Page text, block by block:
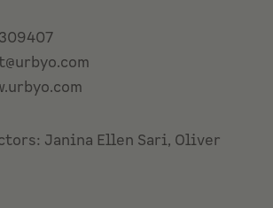
Janina Ellen Sari, Oliver